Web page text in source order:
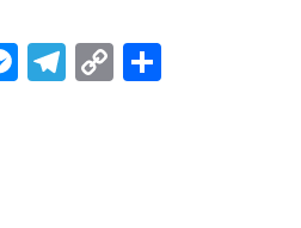
M Te C